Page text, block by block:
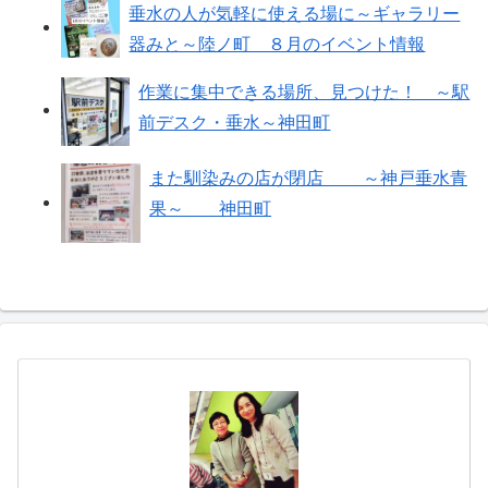
垂水の人が気軽に使える場に～ギャラリー
器みと～陸ノ町 ８月のイベント情報
作業に集中できる場所、見つけた！ ～駅
前デスク・垂水～神田町
また馴染みの店が閉店 ～神戸垂水青
果～ 神田町